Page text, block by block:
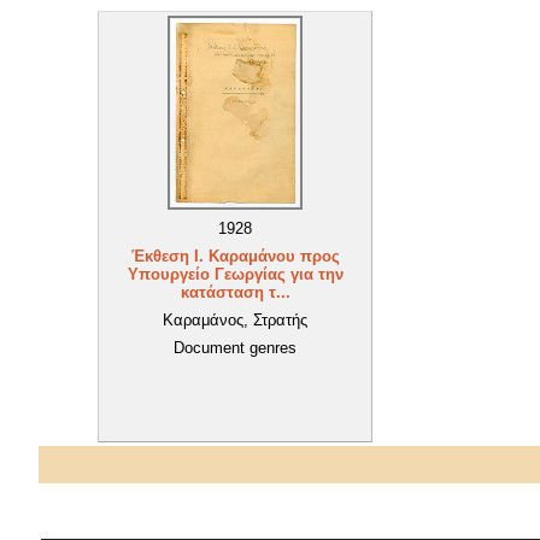
1928
Έκθεση Ι. Καραμάνου προς
Υπουργείο Γεωργίας για την
κατάσταση τ...
Καραμάνος, Στρατής
Document genres